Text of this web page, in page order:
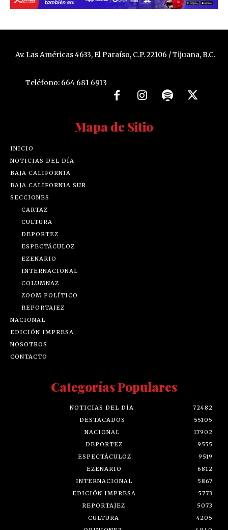
Av. Las Américas 4633, El Paraíso, C.P. 22106 / Tijuana, B.C.
Teléfono: 664 681 6913
Mapa de Sitio
INICIO
NOTICIAS DEL DÍA
BAJA CALIFORNIA
BAJA CALIFORNIA SUR
SECCIONES
CARTAZ
CULTURA
DEPORTEZ
ESPECTÁCULOZ
EZENARIO
INTERNACIONAL
COLUMNAZ
ZOOM POLÍTICO
REPORTAJEZ
NACIONAL
EDICIÓN IMPRESA
NOSOTROS
CONTACTO
Categorías Populares
NOTICIAS DEL DÍA
72482
DESTACADOS
55105
NACIONAL
17902
DEPORTEZ
9555
ESPECTÁCULOZ
9519
EZENARIO
6812
INTERNACIONAL
5867
EDICIÓN IMPRESA
5773
REPORTAJEZ
5073
CULTURA
4205